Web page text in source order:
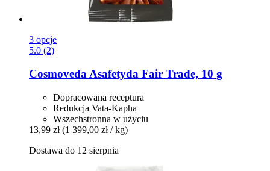
3 opcje
5.0 (2)
Cosmoveda Asafetyda Fair Trade, 10 g
Dopracowana receptura
Redukcja Vata-Kapha
Wszechstronna w użyciu
13,99 zł (1 399,00 zł / kg)
Dostawa do 12 sierpnia